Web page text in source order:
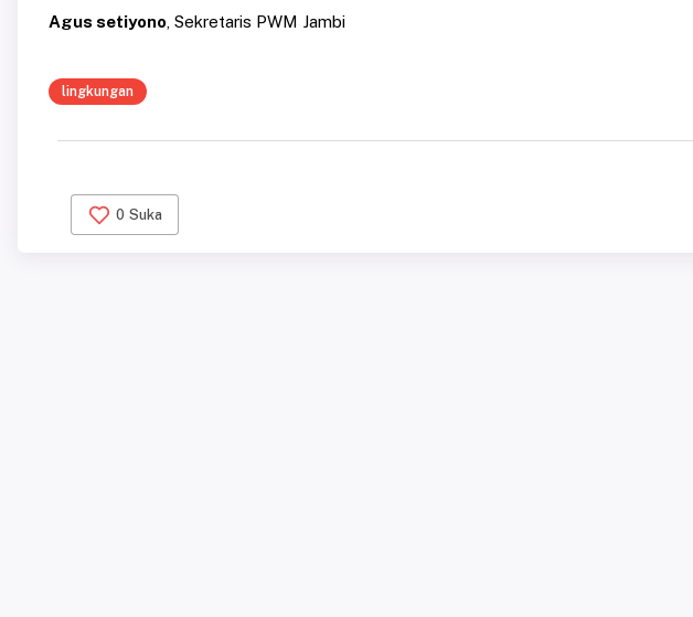
Agus setiyono, Sekretaris PWM Jambi
lingkungan
0 Suka